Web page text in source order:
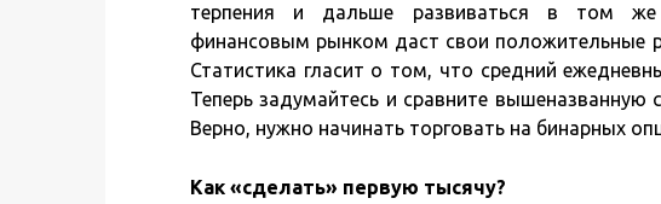
терпения и дальше развиваться в том же
финансовым рынком даст свои положительные
Статистика гласит о том, что средний
Теперь задумайтесь и сравните вышеназванную
Верно, нужно начинать торговать на бинарных
Как «сделать» первую тысячу?